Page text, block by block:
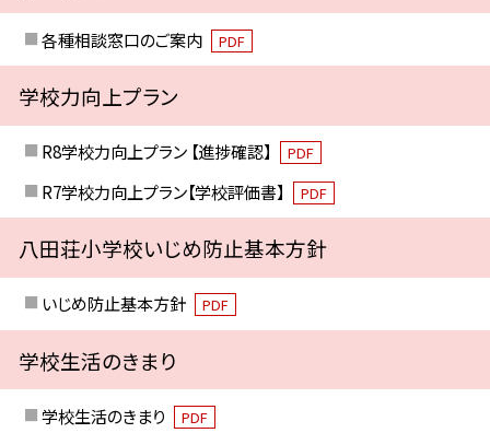
各種相談窓口のご案内 PDF
学校力向上プラン
R8学校力向上プラン 【進捗確認】 PDF
R7学校力向上プラン【学校評価書】 PDF
八田荘小学校いじめ防止基本方針
いじめ防止基本方針 PDF
学校生活のきまり
学校生活のきまり PDF